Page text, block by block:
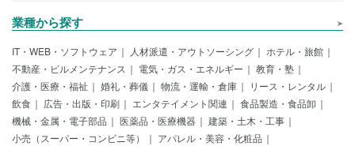
業種から探す
IT・WEB・ソフトウェア 人材派遣・アウトソーシング
ホテル・旅館
不動産・ビルメンテナンス
電気・ガス・エネルギー
教育・塾
介護・医療・福祉
婚礼・葬儀 物流・運輸・倉庫
リース・レンタル
飲食
広告・出版・印刷 エンタテイメント関連
食品製造・食品卸
機械・金属・電子部品
医薬品・医療機器
建築・土木・工事
小売（スーパー・コンビニ等）
アパレル・美容・化粧品